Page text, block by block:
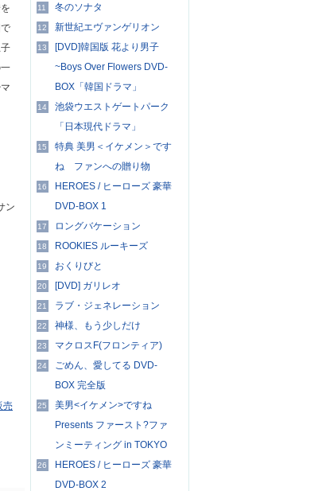
ン
売
11 冬のソナタ
12 新世紀エヴァンゲリオン
13
[DVD]韓国版 花より男子
~Boys Over Flowers DVD-
BOX「韓国ドラマ」
14
池袋ウエストゲートパーク
「日本現代ドラマ」
15
特典 美男＜イケメン＞です
ね ファンへの贈り物
16
HEROES / ヒーローズ 豪華
DVD-BOX 1
17 ロングバケーション
18 ROOKIES ルーキーズ
19 おくりびと
20 [DVD] ガリレオ
21 ラブ・ジェネレーション
22 神様、もう少しだけ
23 マクロスF(フロンティア)
24
ごめん、愛してる DVD-
BOX 完全版
25
美男<イケメン>ですね
Presents ファースト?ファ
ンミーティング in TOKYO
26
HEROES / ヒーローズ 豪華
DVD-BOX 2